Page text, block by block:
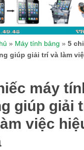
» Máy tính bảng » 5
giúp giải trí và làm
máy
giúp giải
việc